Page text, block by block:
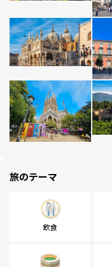
旅のテーマ
飲食